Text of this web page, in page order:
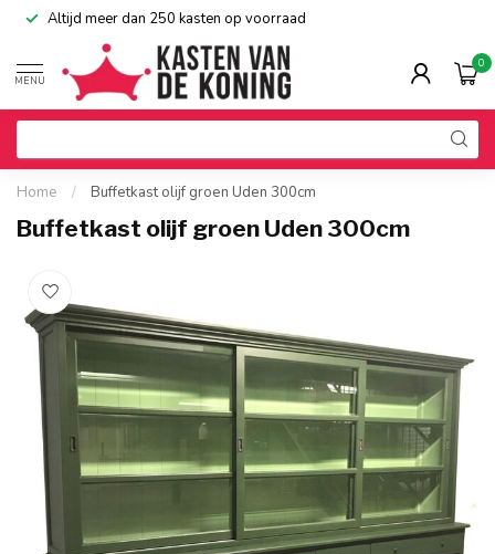
Altijd meer dan 250 kasten op voorraad
MENU
0
Home / Buffetkast olijf groen Uden 300cm
Buffetkast olijf groen Uden 300cm